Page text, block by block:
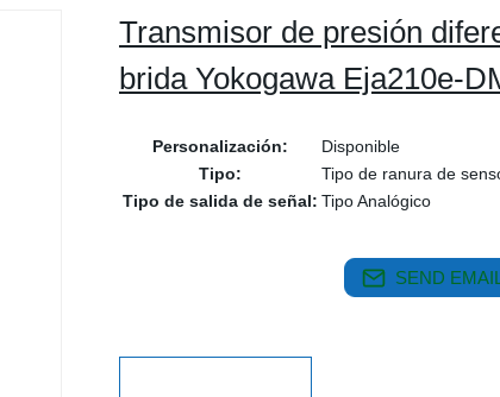
Transmisor de presión
brida Yokogawa Eja210e-
Personalización:
Disponible
Tipo:
Tipo de ranura de
Tipo de salida de señal: Tipo Analógico
SEND